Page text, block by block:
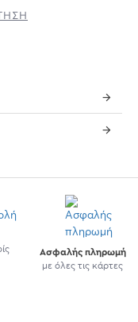
Ασφαλής πληρωμή
με όλες τις κάρτες